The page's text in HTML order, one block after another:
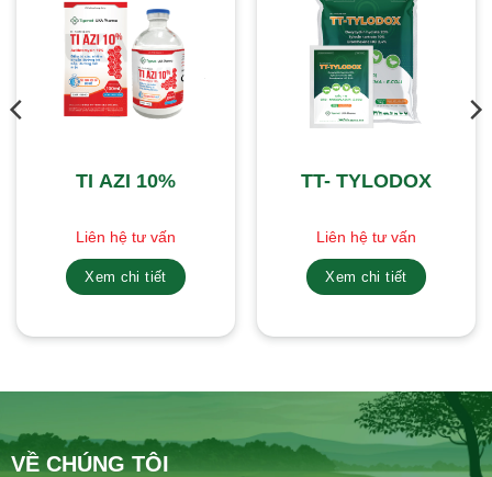
TI AZI 10%
Liên hệ tư vấn
Xem chi tiết
TT- TYLODOX
Liên hệ tư vấn
Xem chi tiết
VỀ CHÚNG TÔI